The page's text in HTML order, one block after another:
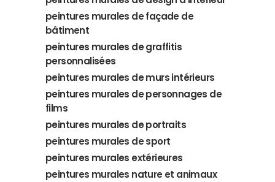
peintures murales de façade de
bâtiment
peintures murales de graffitis
personnalisées
peintures murales de murs intérieurs
peintures murales de personnages de
films
peintures murales de portraits
peintures murales de sport
peintures murales extérieures
peintures murales nature et animaux